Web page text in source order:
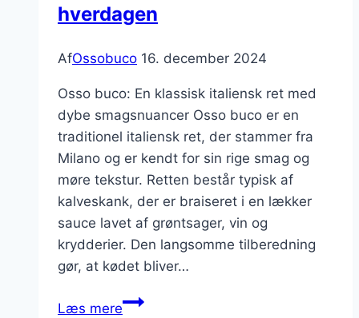
hverdagen
AfOssobuco 16. december 2024
Osso buco: En klassisk italiensk ret med
dybe smagsnuancer Osso buco er en
traditionel italiensk ret, der stammer fra
Milano og er kendt for sin rige smag og
møre tekstur. Retten består typisk af
kalveskank, der er braiseret i en lækker
sauce lavet af grøntsager, vin og
krydderier. Den langsomme tilberedning
gør, at kødet bliver…
Læs mereOsso